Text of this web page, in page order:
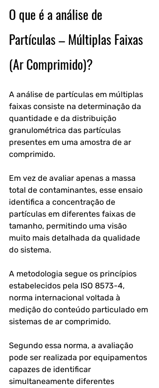
O que é a análise de
Partículas – Múltiplas Faixas
(Ar Comprimido)?
A análise de partículas em múltiplas
faixas consiste na determinação da
quantidade e da distribuição
granulométrica das partículas
presentes em uma amostra de ar
comprimido.
Em vez de avaliar apenas a massa
total de contaminantes, esse ensaio
identifica a concentração de
partículas em diferentes faixas de
tamanho, permitindo uma visão
muito mais detalhada da qualidade
do sistema.
A metodologia segue os princípios
estabelecidos pela ISO 8573-4,
norma internacional voltada à
medição do conteúdo particulado em
sistemas de ar comprimido.
Segundo essa norma, a avaliação
pode ser realizada por equipamentos
capazes de identificar
simultaneamente diferentes